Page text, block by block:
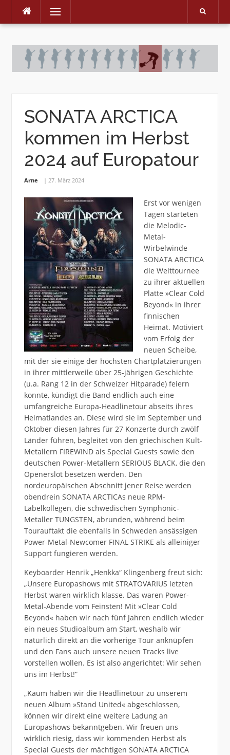
Skip
Menu
SONATA ARCTICA
kommen im Herbst
2024 auf Europatour
Arne 27. März 2024
Erst vor wenigen
Tagen starteten
die Melodic-
Metal-
Wirbelwinde
SONATA ARCTICA
die Welttournee
zu ihrer aktuellen
Platte »Clear Cold
Beyond« in ihrer
finnischen
Heimat. Motiviert
vom Erfolg der
neuen Scheibe,
mit der sie einige der höchsten Chartplatzierungen
in ihrer mittlerweile über 25-jährigen Geschichte
(u.a. Rang 12 in der Schweizer Hitparade) feiern
konnte, kündigt die Band endlich auch eine
umfangreiche Europa-Headlinetour abseits ihres
Heimatlandes an. Diese wird sie im September und
Oktober diesen Jahres für 27 Konzerte durch zwölf
Länder führen, begleitet von den griechischen Kult-
Metallern FIREWIND als Special Guests sowie den
deutschen Power-Metallern SERIOUS BLACK, die den
Openerslot besetzen werden. Den
nordeuropäischen Abschnitt jener Reise werden
obendrein SONATA ARCTICAs neue RPM-
Labelkollegen, die schwedischen Symphonic-
Metaller TUNGSTEN, abrunden, während beim
Tourauftakt die ebenfalls in Schweden ansässigen
Power-Metal-Newcomer FINAL STRIKE als alleiniger
Support fungieren werden.
Keyboarder Henrik „Henkka“ Klingenberg freut sich:
„Unsere Europashows mit STRATOVARIUS letzten
Herbst waren wirklich klasse. Das waren Power-
Metal-Abende vom Feinsten! Mit »Clear Cold
Beyond« haben wir nach fünf Jahren endlich wieder
ein neues Studioalbum am Start, weshalb wir
natürlich direkt an die vorherige Tour anknüpfen
und den Fans auch unsere neuen Tracks live
vorstellen wollen. Es ist also angerichtet: Wir sehen
uns im Herbst!“
„Kaum haben wir die Headlinetour zu unserem
neuen Album »Stand United« abgeschlossen,
können wir direkt eine weitere Ladung an
Europashows bekanntgeben. Wir freuen uns
wirklich riesig, dass wir kommenden Herbst als
Special Guests der mächtigen SONATA ARCTICA